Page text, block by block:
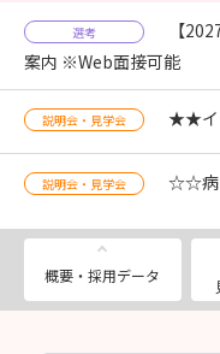
選考
【
案内 ※Web面接可能
説明会・見学会 ★★イ
説明会・見学会 ☆☆病
概要・採用データ